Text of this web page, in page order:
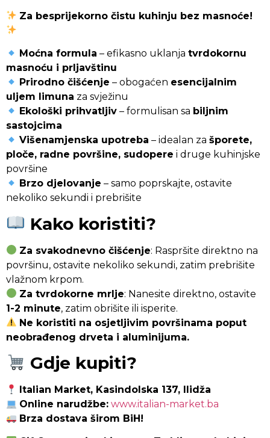
Za besprijekorno čistu kuhinju bez masnoće!
Moćna formula – efikasno uklanjatvrdokornu
masnoću i prljavštinu
Prirodno čišćenje – obogaćen esencijalnim
uljem limuna za svježinu
Ekološki prihvatljiv – formulisan sa biljnim
sastojcima
Višenamjenska upotreba – idealan zašporete,
ploče, radne površine, sudopere i druge kuhinjske
površine
Brzo djelovanje – samo poprskajte, ostavite
nekoliko sekundi i prebrišite
Kako koristiti?
Za svakodnevno čišćenje: Raspršite direktno na
površinu, ostavite nekoliko sekundi, zatim prebrišite
vlažnom krpom.
Za tvrdokorne mrlje: Nanesite direktno, ostavite
1-2 minute, zatim obrišite ili isperite.
Ne koristiti na osjetljivim površinama poput
neobrađenog drveta i aluminijuma.
Gdje kupiti?
Italian Market, Kasindolska 137, Ilidža
Online narudžbe: www.italian-market.ba
Brza dostava širom BiH!